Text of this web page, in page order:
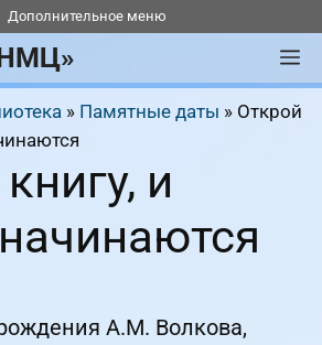
Дополнительное меню
» Памятные даты » Открой
и
А.М. Волкова,